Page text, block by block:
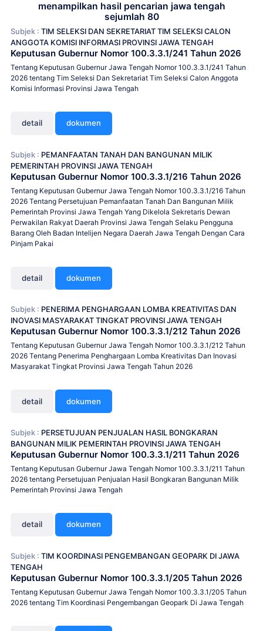
menampilkan hasil pencarian jawa tengah
sejumlah 80
Subjek : TIM SELEKSI DAN SEKRETARIAT TIM SELEKSI CALON
ANGGOTA KOMISI INFORMASI PROVINSI JAWA TENGAH
Keputusan Gubernur Nomor 100.3.3.1/241 Tahun 2026
Tentang Keputusan Gubernur Jawa Tengah Nomor 100.3.3.1/241 Tahun
2026 tentang Tim Seleksi Dan Sekretariat Tim Seleksi Calon Anggota
Komisi Informasi Provinsi Jawa Tengah
detail dokumen
Subjek : PEMANFAATAN TANAH DAN BANGUNAN MILIK
PEMERINTAH PROVINSI JAWA TENGAH
Keputusan Gubernur Nomor 100.3.3.1/216 Tahun 2026
Tentang Keputusan Gubernur Jawa Tengah Nomor 100.3.3.1/216 Tahun
2026 Tentang Persetujuan Pemanfaatan Tanah Dan Bangunan Milik
Pemerintah Provinsi Jawa Tengah Yang Dikelola Sekretaris Dewan
Perwakilan Rakyat Daerah Provinsi Jawa Tengah Selaku Pengguna
Barang Oleh Badan Intelijen Negara Daerah Jawa Tengah Dengan Cara
Pinjam Pakai
detail dokumen
Subjek : PENERIMA PENGHARGAAN LOMBA KREATIVITAS DAN
INOVASI MASYARAKAT TINGKAT PROVINSI JAWA TENGAH
Keputusan Gubernur Nomor 100.3.3.1/212 Tahun 2026
Tentang Keputusan Gubernur Jawa Tengah Nomor 100.3.3.1/212 Tahun
2026 Tentang Penerima Penghargaan Lomba Kreativitas Dan Inovasi
Masyarakat Tingkat Provinsi Jawa Tengah Tahun 2026
detail dokumen
Subjek : PERSETUJUAN PENJUALAN HASIL BONGKARAN
BANGUNAN MILIK PEMERINTAH PROVINSI JAWA TENGAH
Keputusan Gubernur Nomor 100.3.3.1/211 Tahun 2026
Tentang Keputusan Gubernur Jawa Tengah Nomor 100.3.3.1/211 Tahun
2026 tentang Persetujuan Penjualan Hasil Bongkaran Bangunan Milik
Pemerintah Provinsi Jawa Tengah
detail dokumen
Subjek : TIM KOORDINASI PENGEMBANGAN GEOPARK DI JAWA
TENGAH
Keputusan Gubernur Nomor 100.3.3.1/205 Tahun 2026
Tentang Keputusan Gubernur Jawa Tengah Nomor 100.3.3.1/205 Tahun
2026 tentang Tim Koordinasi Pengembangan Geopark Di Jawa Tengah